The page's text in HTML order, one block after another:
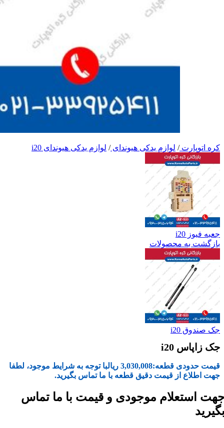
کره اتوپارت/ لوازم یدکی هیوندای/ لوازم یدکی هیوندای i20
جعبه فیوز i20
بازگشت به محصولات
جک صندوق i20
جک زاپاس i20
قیمت حدودی قطعه:3,030,008 ریالبا توجه به شرایط موجود، لطفا
جهت اطلاع از قیمت دقیق قطعه با ما تماس بگیرید.
استعلام موجودی و قیمت با ما تماس